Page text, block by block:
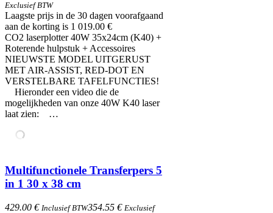
Exclusief BTW
Laagste prijs in de 30 dagen voorafgaand
aan de korting is 1 019.00 €
CO2 laserplotter 40W 35x24cm (K40) +
Roterende hulpstuk + Accessoires
NIEUWSTE MODEL UITGERUST
MET AIR-ASSIST, RED-DOT EN
VERSTELBARE TAFELFUNCTIES!
Hieronder een video die de
mogelijkheden van onze 40W K40 laser
laat zien: …
Multifunctionele Transferpers 5
in 1 30 x 38 cm
429.00 € Inclusief BTW354.55 € Exclusief